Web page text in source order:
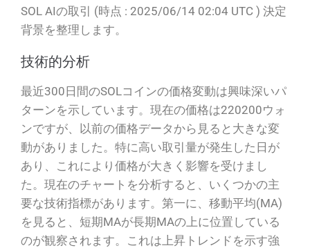
SOL AIの取引 (時点 : 2025/06/14 02:04 UTC ) 決定
背景を整理します。
技術的分析
最近300日間のSOLコインの価格変動は興味深いパ
ターンを示しています。現在の価格は220200ウォ
ンですが、以前の価格データから見ると大きな変
動がありました。特に高い取引量が発生した日が
あり、これにより価格が大きく影響を受けまし
た。現在のチャートを分析すると、いくつかの主
要な技術指標があります。第一に、移動平均(MA)
を見ると、短期MAが長期MAの上に位置している
のが観察されます。これは上昇トレンドを示す強